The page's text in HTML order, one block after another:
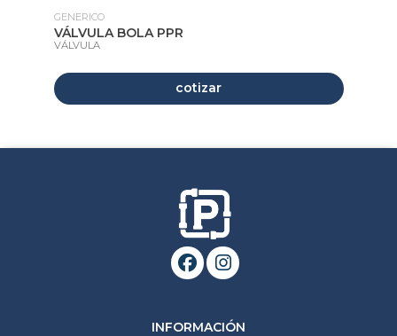
GENERICO
VÁLVULA BOLA PPR
VÁLVULA
cotizar
INFORMACIÓN